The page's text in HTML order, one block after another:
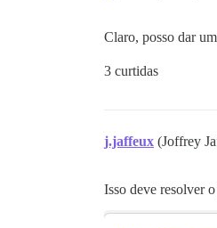
Claro, posso dar
3 curtidas
j.jaffeux (Joffrey
Isso deve resolver